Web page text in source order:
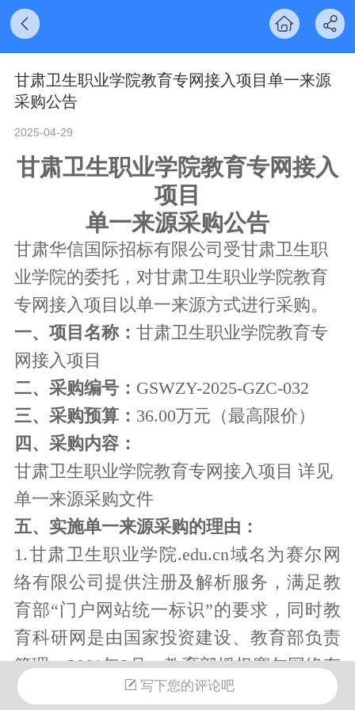
甘肃卫生职业学院教育专网接入项目单一来源
采购公告
2025-04-29
甘肃卫生职业学院教育专网接入
项目
单一来源采购公告
甘肃华信国际招标有限公司受甘肃卫生职
业学院的委托，对甘肃卫生职业学院教育
专网接入项目以单一来源方式进行采购。
一、项目名称：甘肃卫生职业学院教育专
网接入项目
二、采购编号： GSWZY-2025-GZC-032
三、采购预算： 36.00万元（最高限价）
四、采购内容：
甘肃卫生职业学院教育专网接入项目 详见
单一来源采购文件
五、实施单一来源采购的理由：
1.甘肃卫生职业学院.edu.cn域名为赛尔网
络有限公司提供注册及解析服务，满足教
育部“门户网站统一标识”的要求，同时教
育科研网是由国家投资建设、教育部负责
管理，2001年2月，教育部授权赛尔网络有
限公司独家运营教育科研网。因此，教育
写下您的评论吧